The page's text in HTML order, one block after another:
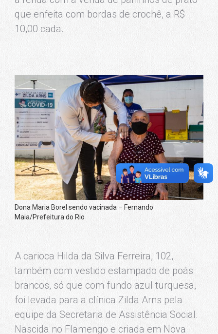
que enfeita com bordas de crochê, a R$
10,00 cada.
Dona Maria Borel sendo vacinada – Fernando
Maia/Prefeitura do Rio
A carioca Hilda da Silva Ferreira, 102,
também com vestido estampado de poás
brancos, só que com fundo azul turquesa,
foi levada para a clínica Zilda Arns pela
equipe da Secretaria de Assistência Social.
Nascida no Flamengo e criada em Nova